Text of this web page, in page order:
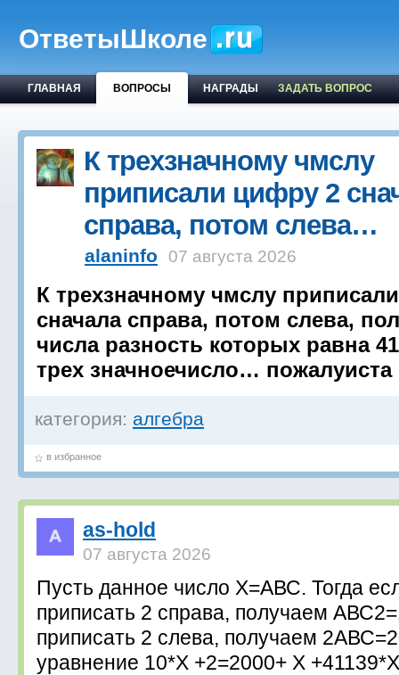
ОтветыШколе
ГЛАВНАЯ ВОПРОСЫ НАГРАДЫ ЗАДАТЬ ВОПРОС
К трехзначному чмслу
приписали цифру 2
справа, потом слева…
alaninfo 07 августа 2026
К трехзначному чмслу
сначала справа, потом слева,
числа разность которых равна
трех значноечисло…
категория: алгебра
в избранное
as-hold
07 августа 2026
Пусть данное число Х=АВС. Тогда
приписать 2 справа, получаем
приписать 2 слева, получаем
уравнение 10*Х +2=2000+ Х